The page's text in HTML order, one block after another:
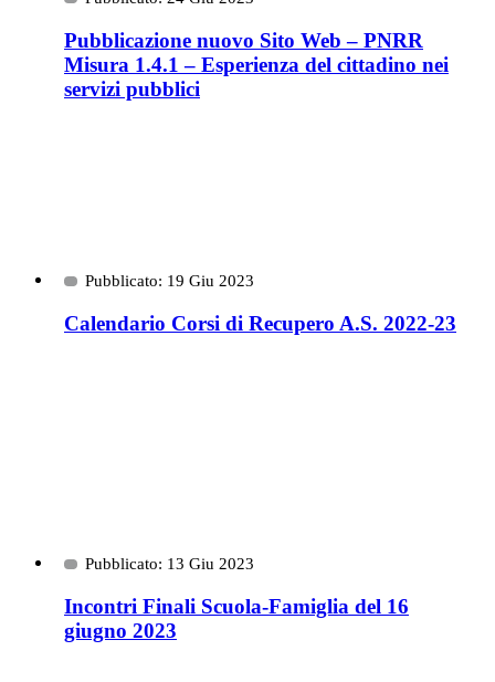
Pubblicazione nuovo Sito Web – PNRR
Misura 1.4.1 – Esperienza del cittadino nei
servizi pubblici
Pubblicato: 19 Giu 2023
Calendario Corsi di Recupero A.S. 2022-23
Pubblicato: 13 Giu 2023
Incontri Finali Scuola-Famiglia del 16
giugno 2023